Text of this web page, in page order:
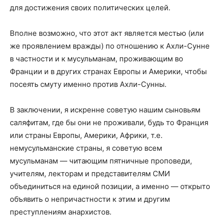
для достижения своих политических целей.
Вполне возможно, что этот акт является местью (или
же проявлением вражды) по отношению к Ахли-Сунне
в частности и к мусульманам, проживающим во
Франции и в других странах Европы и Америки, чтобы
посеять смуту именно против Ахли-Сунны.
В заключении, я искренне советую нашим сыновьям
саляфитам, где бы они не проживали, будь то Франция
или страны Европы, Америки, Африки, т.е.
немусульманские страны, я советую всем
мусульманам — читающим пятничные проповеди,
учителям, лекторам и представителям СМИ
объединиться на единой позиции, а именно — открыто
объявить о непричастности к этим и другим
преступлениям анархистов.